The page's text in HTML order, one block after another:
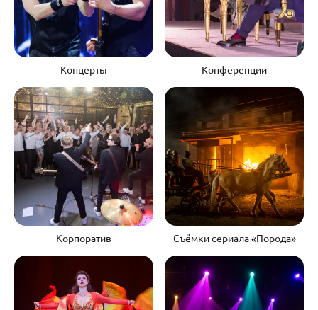
Концерты Конференции
Корпоратив Съёмки сериала «Порода»